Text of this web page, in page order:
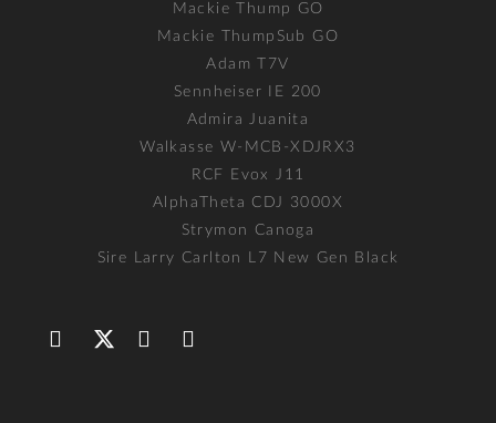
Mackie Thump GO
Mackie ThumpSub GO
Adam T7V
Sennheiser IE 200
Admira Juanita
Walkasse W-MCB-XDJRX3
RCF Evox J11
AlphaTheta CDJ 3000X
Strymon Canoga
Sire Larry Carlton L7 New Gen Black